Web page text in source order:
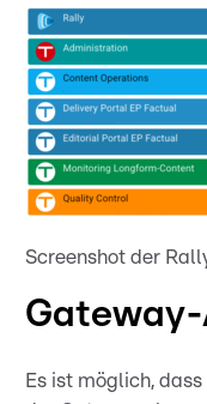
Screenshot der
Es ist möglich,